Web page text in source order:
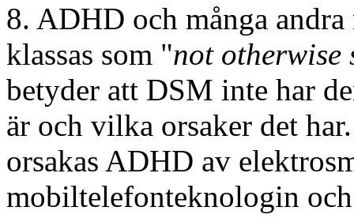
8. ADHD och många
klassas som "not otherwise
betyder att DSM inte har
är och vilka orsaker det
orsakas ADHD av
mobiltelefonteknologin